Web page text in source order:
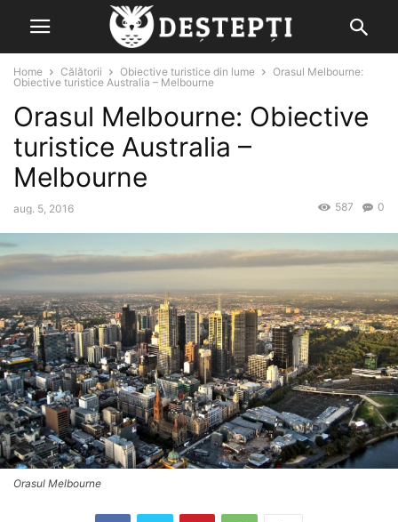
Home Călătorii Obiective turistice din lume
Orasul Melbourne:
Obiective turistice Australia – Melbourne
Orasul Melbourne: Obiective
turistice Australia –
Melbourne
aug. 5, 2016 0
587
Orasul Melbourne